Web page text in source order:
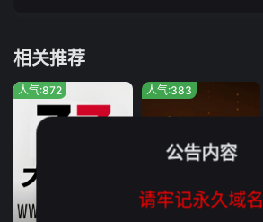
相关推荐
人气:872 人气:383
公告内容
请牢记永久域名